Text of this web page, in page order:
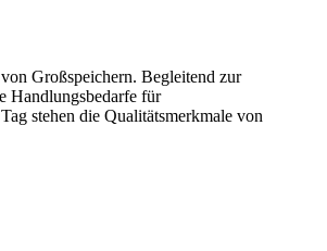
Großspeichern. Begleitend zur
Handlungsbedarfe für
stehen die Qualitätsmerkmale von